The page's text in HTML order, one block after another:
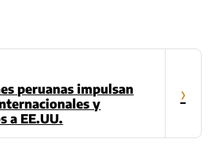
peruanas impulsan
y
a EE.UU.
›